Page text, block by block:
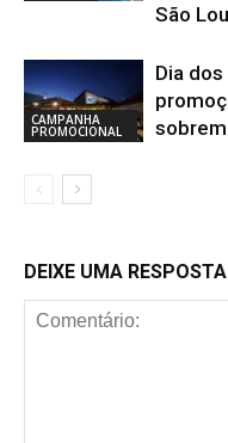
São
CAMPANHA
PROMOCIONAL
Dia
DEIXE UMA RESPOSTA